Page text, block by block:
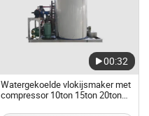
00:32
Watergekoelde vlokijsmaker met
compressor 10ton 15ton 20ton